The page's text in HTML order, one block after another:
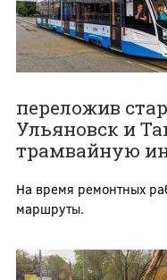
переложив
Ульяновск и
трамвайную
На время ремонтных
маршруты.